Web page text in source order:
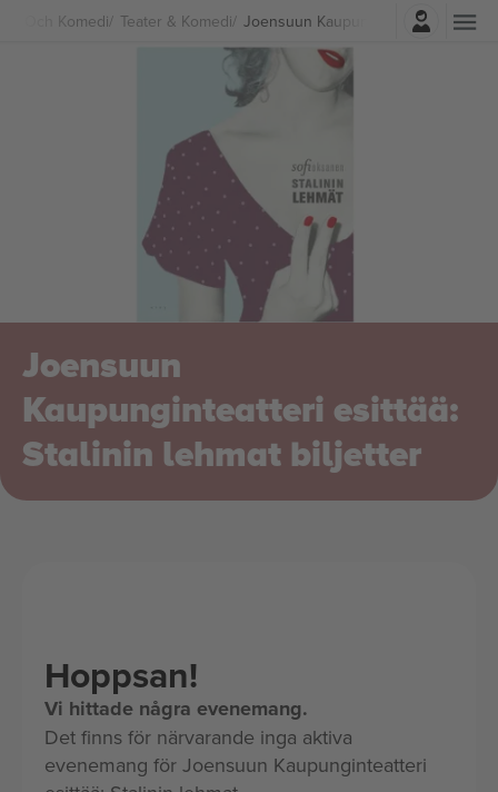
Och Komedi Teater & Komedi Joensuun Kaupunginteatteri esittää:
Logga in
Joensuun
Kaupunginteatteri esittää:
Stalinin lehmat biljetter
Hoppsan!
Vi hittade några evenemang.
Det finns för närvarande inga aktiva
evenemang för Joensuun Kaupunginteatteri